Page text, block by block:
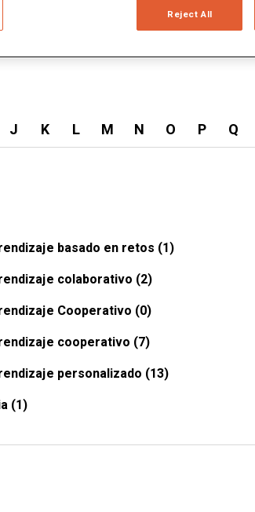
J K L M N O P Q
basado en retos (1)
colaborativo (2)
Cooperativo (0)
cooperativo (7)
personalizado (13)
(1)
Reject All